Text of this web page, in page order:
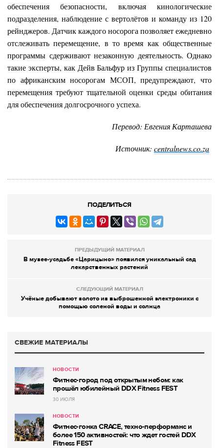
обеспечения безопасности, включая кинологические
подразделения, наблюдение с вертолётов и команду из 120
рейнджеров. Датчик каждого носорога позволяет ежедневно
отслеживать перемещение, в то время как общественные
программы сдерживают незаконную деятельность. Однако
такие эксперты, как Дейв Бальфур из Группы специалистов
по африканским носорогам МСОП, предупреждают, что
перемещения требуют тщательной оценки среды обитания
для обеспечения долгосрочного успеха.
Перевод: Евгения Карташева
Источник: centralnews.co.za
ПОДЕЛИТЬСЯ
ПРЕДЫДУЩИЙ МАТЕРИАЛ
В музее-усадьбе «Царицыно» появился уникальный сад
лекарственных растений
СЛЕДУЮЩИЙ МАТЕРИАЛ
Учёные добывают золото из выброшенной электроники с
помощью соленой воды и солнца
СВЕЖИЕ МАТЕРИАЛЫ
НОВОСТИ
Фитнес-город под открытым небом: как
прошёл юбилейный DDX Fitness FEST
30 ИЮЛЯ
НОВОСТИ
Фитнес-гонка CRACE, техно-перформанс и
более 150 активностей: что ждет гостей DDX
Fitness FEST